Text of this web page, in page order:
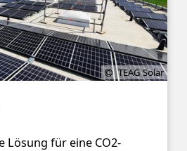
TEAG Solar
Lösung für eine CO2-